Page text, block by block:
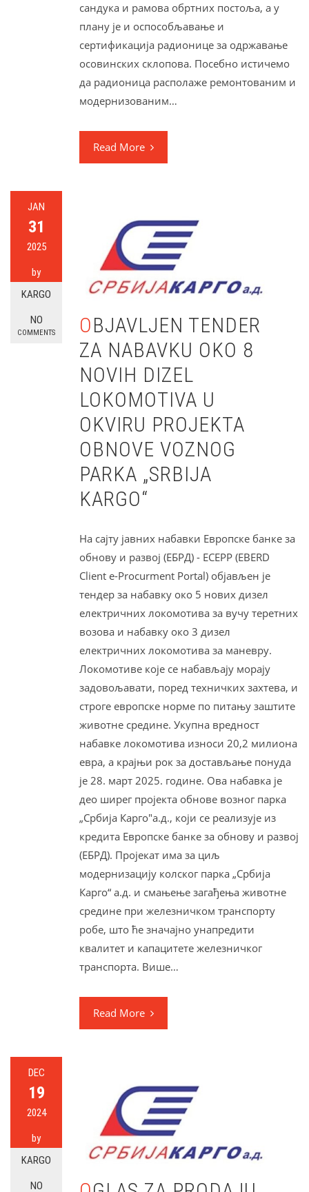
сандука и рамова обртних постоља, а у
плану је и оспособљавање и
сертификација радионице за одржавање
осовинских склопова. Посебно истичемо
да радионица располаже ремонтованим и
модернизованим…
Read More
JAN
31
2025
by
KARGO
NO
COMMENTS
OBJAVLJEN TENDER
ZA NABAVKU OKO 8
NOVIH DIZEL
LOKOMOTIVA U
OKVIRU PROJEKTA
OBNOVE VOZNOG
PARKA „SRBIJA
KARGO“
На сајту јавних набавки Европске банке за
обнову и развој (ЕБРД) - ECEPP (EBERD
Client e-Procurment Portal) објављен је
тендер за набавку око 5 нових дизел
електричних локомотива за вучу теретних
возова и набавку око 3 дизел
електричних локомотива за маневру.
Локомотиве које се набављају морају
задовољавати, поред техничких захтева, и
строге европске норме по питању заштите
животне средине. Укупна вредност
набавке локомотива износи 20,2 милиона
евра, а крајњи рок за достављање понуда
је 28. март 2025. године. Ова набавка је
део ширег пројекта oбновe возног парка
„Србија Карго"а.д., који се реализује из
кредита Европске банке за обнову и развој
(ЕБРД). Пројекат има за циљ
модернизацију колског парка „Србија
Карго“ а.д. и смањење загађења животне
средине при железничком транспорту
робе, што ће значајно унапредити
квалитет и капацитете железничког
транспорта. Више…
Read More
DEC
19
2024
by
KARGO
NO